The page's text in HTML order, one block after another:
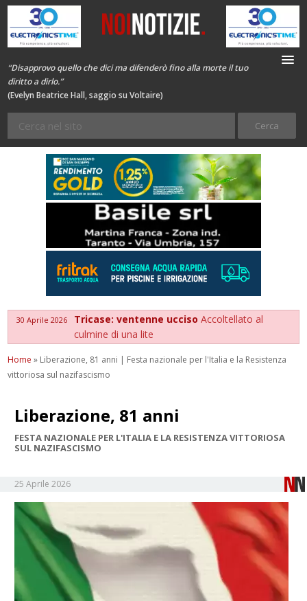
“Disapprovo quello che dici ma difenderò fino alla morte il tuo
diritto a dirlo.”
(Evelyn Beatrice Hall, saggio su Voltaire)
30 Aprile 2026 Tricase: ventenne uccisoAccoltellato al
culmine di una lite
Home » Liberazione, 81 anni | Festa nazionale per l'Italia e la Resistenza
vittoriosa sul nazifascismo
Liberazione, 81 anni
FESTA NAZIONALE PER L'ITALIA E LA RESISTENZA VITTORIOSA
SUL NAZIFASCISMO
25 Aprile 2026